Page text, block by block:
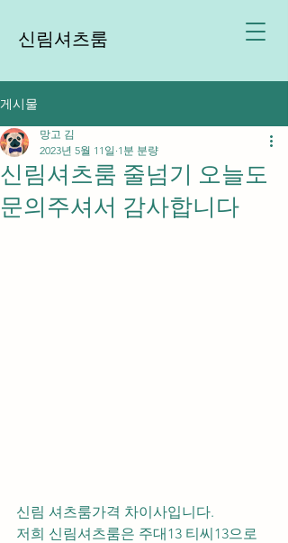
신림셔츠룸
게시물
신림셔츠룸 줄넘기 오늘도
문의주셔서 감사합니다
망고 김
2023년 5월 11일 1분 분량
신림 셔츠룸가격 차이사입니다.
저희 신림셔츠룸은 주대13 티씨13으로